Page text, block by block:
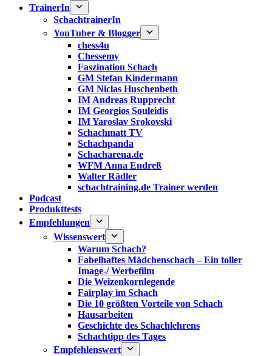
TrainerIn
SchachtrainerIn
YouTuber & Blogger
chess4u
Chessemy
Faszination Schach
GM Stefan Kindermann
GM Niclas Huschenbeth
IM Andreas Rupprecht
IM Georgios Souleidis
IM Yaroslav Srokovski
Schachmatt TV
Schachpanda
Schacharena.de
WFM Anna Endreß
Walter Rädler
schachtraining.de Trainer werden
Podcast
Produkttests
Empfehlungen
Wissenswert
Warum Schach?
Fabelhaftes Mädchenschach – Ein toller
Image-/ Werbefilm
Die Weizenkornlegende
Fairplay im Schach
Die 10 größten Vorteile von Schach‎
Hausarbeiten
Geschichte des Schachlehrens
Schachtipp des Tages
Empfehlenswert